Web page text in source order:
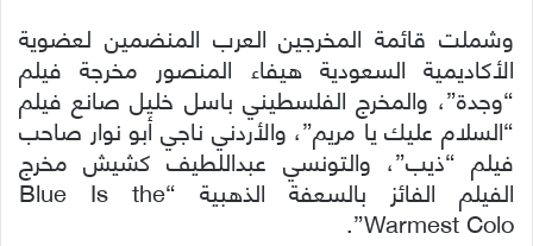
وشملت قائمة المخرجين العرب المنضمين لعضوية
الأكاديمية السعودية هيفاء المنصور مخرجة فيلم
“وجدة”، والمخرج الفلسطيني باسل خليل صانع فيلم
“السلام عليك يا مريم”، والأردني ناجي أبو نوار صاحب
فيلم “ذيب”، والتونسي عبداللطيف كشيش مخرج
الفيلم الفائز بالسعفة الذهبية “Blue Is the
Warmest Colo”.